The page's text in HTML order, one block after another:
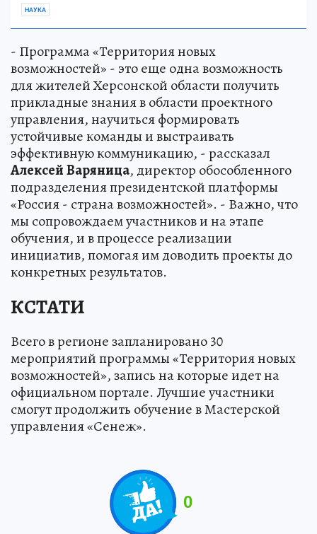
НАУКА
- Программа «Территория новых
возможностей» - это еще одна возможность
для жителей Херсонской области получить
прикладные знания в области проектного
управления, научиться формировать
устойчивые команды и выстраивать
эффективную коммуникацию, - рассказал
АлексейВаряница, директор обособленного
подразделения президентской платформы
«Россия - страна возможностей». - Важно, что
мы сопровождаем участников и на этапе
обучения, и в процессе реализации
инициатив, помогая им доводить проекты до
конкретных результатов.
КСТАТИ
Всего в регионе запланировано 30
мероприятий программы «Территория новых
возможностей», запись на которые идет на
официальном портале. Лучшие участники
смогут продолжить обучение в Мастерской
управления «Сенеж».
0